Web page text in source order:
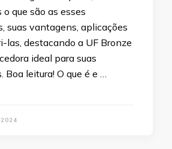
que são as esses
suas vantagens, aplicações
las, destacando a UF Bronze
ideal para suas
Boa leitura! O que é e …